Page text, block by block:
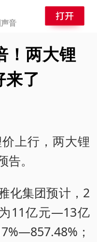
音
！两大锂
了
上行，两大锂
。
集团预计，2
11亿元—13亿
；